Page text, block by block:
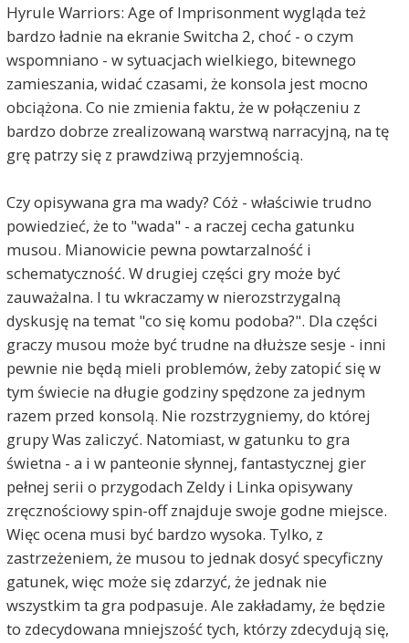
Hyrule Warriors: Age of Imprisonment wygląda też
bardzo ładnie na ekranie Switcha 2, choć - o czym
wspomniano - w sytuacjach wielkiego, bitewnego
zamieszania, widać czasami, że konsola jest mocno
obciążona. Co nie zmienia faktu, że w połączeniu z
bardzo dobrze zrealizowaną warstwą narracyjną, na tę
grę patrzy się z prawdziwą przyjemnością.
Czy opisywana gra ma wady? Cóż - właściwie trudno
powiedzieć, że to "wada" - a raczej cecha gatunku
musou. Mianowicie pewna powtarzalność i
schematyczność. W drugiej części gry może być
zauważalna. I tu wkraczamy w nierozstrzygalną
dyskusję na temat "co się komu podoba?". Dla części
graczy musou może być trudne na dłuższe sesje - inni
pewnie nie będą mieli problemów, żeby zatopić się w
tym świecie na długie godziny spędzone za jednym
razem przed konsolą. Nie rozstrzygniemy, do której
grupy Was zaliczyć. Natomiast, w gatunku to gra
świetna - a i w panteonie słynnej, fantastycznej gier
pełnej serii o przygodach Zeldy i Linka opisywany
zręcznościowy spin-off znajduje swoje godne miejsce.
Więc ocena musi być bardzo wysoka. Tylko, z
zastrzeżeniem, że musou to jednak dosyć specyficzny
gatunek, więc może się zdarzyć, że jednak nie
wszystkim ta gra podpasuje. Ale zakładamy, że będzie
to zdecydowana mniejszość tych, którzy zdecydują się,